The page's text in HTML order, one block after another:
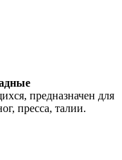
предназначен для
пресса, талии.